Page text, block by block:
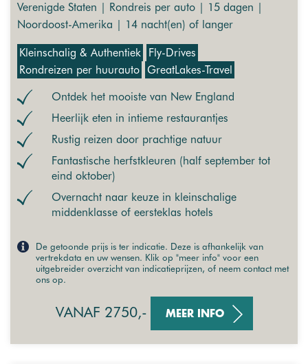
Verenigde Staten | Rondreis per auto | 15 dagen |
Noordoost-Amerika | 14 nacht(en) of langer
Kleinschalig & Authentiek
Fly-Drives
Rondreizen per huurauto GreatLakes-Travel
Ontdek het mooiste van New England
Heerlijk eten in intieme restaurantjes
Rustig reizen door prachtige natuur
Fantastische herfstkleuren (half september tot
eind oktober)
Overnacht naar keuze in kleinschalige
middenklasse of eersteklas hotels
De getoonde prijs is ter indicatie. Deze is afhankelijk van
vertrekdata en uw wensen. Klik op "meer info" voor een
uitgebreider overzicht van indicatieprijzen, of neem contact met
ons op.
VANAF 2750,- MEER INFO